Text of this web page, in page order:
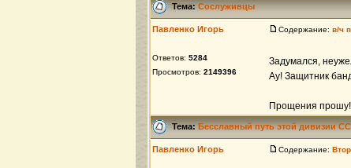
Тема:Сослуживцы
Павленко Игорь
Ответов: 5284
Просмотров: 2149396
Содержание: в/ч
Задумался,
Ау! Защитник
Прощения прошу!
Тема:Бесславный путь этой дивизии СС
Павленко Игорь Содержание: